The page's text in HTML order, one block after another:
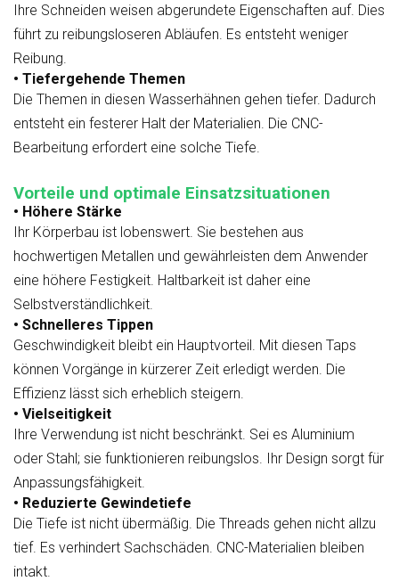
Ihre Schneiden weisen abgerundete Eigenschaften auf. Dies
führt zu reibungsloseren Abläufen. Es entsteht weniger
Reibung.
• Tiefergehende Themen
Die Themen in diesen Wasserhähnen gehen tiefer. Dadurch
entsteht ein festerer Halt der Materialien. Die CNC-
Bearbeitung erfordert eine solche Tiefe.
Vorteile und optimale Einsatzsituationen
• Höhere Stärke
Ihr Körperbau ist lobenswert. Sie bestehen aus
hochwertigen Metallen und gewährleisten dem Anwender
eine höhere Festigkeit. Haltbarkeit ist daher eine
Selbstverständlichkeit.
• Schnelleres Tippen
Geschwindigkeit bleibt ein Hauptvorteil. Mit diesen Taps
können Vorgänge in kürzerer Zeit erledigt werden. Die
Effizienz lässt sich erheblich steigern.
• Vielseitigkeit
Ihre Verwendung ist nicht beschränkt. Sei es Aluminium
oder Stahl; sie funktionieren reibungslos. Ihr Design sorgt für
Anpassungsfähigkeit.
• Reduzierte Gewindetiefe
Die Tiefe ist nicht übermäßig. Die Threads gehen nicht allzu
tief. Es verhindert Sachschäden. CNC-Materialien bleiben
intakt.